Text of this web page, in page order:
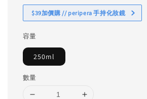
$39加價購 // peripera 手持化妝鏡
容量
250ml
數量